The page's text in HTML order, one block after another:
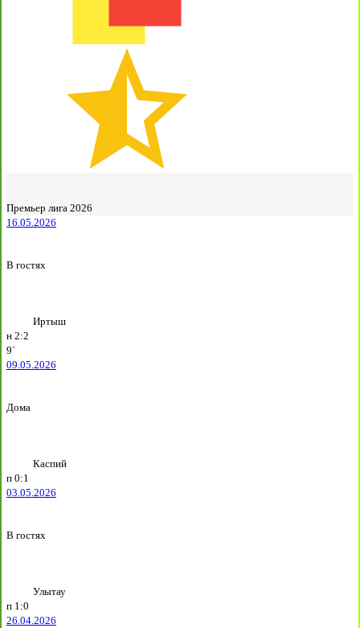
Премьер лига 2026
16.05.2026
В гостях
Иртыш
н 2:2
9`
09.05.2026
Дома
Каспий
п 0:1
03.05.2026
В гостях
Улытау
п 1:0
26.04.2026